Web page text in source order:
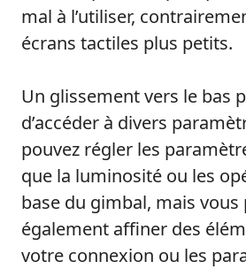
mal à l’utiliser,
écrans tactiles plus petits.
Un glissement vers le bas
d’accéder à divers
pouvez régler les
que la luminosité ou les
base du gimbal, mais vous
également affiner des
votre connexion ou les